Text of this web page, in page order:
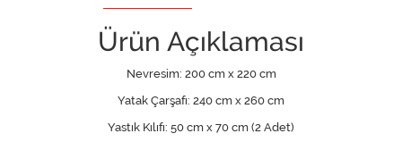
Ürün Açıklaması
Nevresim: 200 cm x 220 cm
Yatak Çarşafı: 240 cm x 260 cm
Yastık Kılıfı: 50 cm x 70 cm (2 Adet)